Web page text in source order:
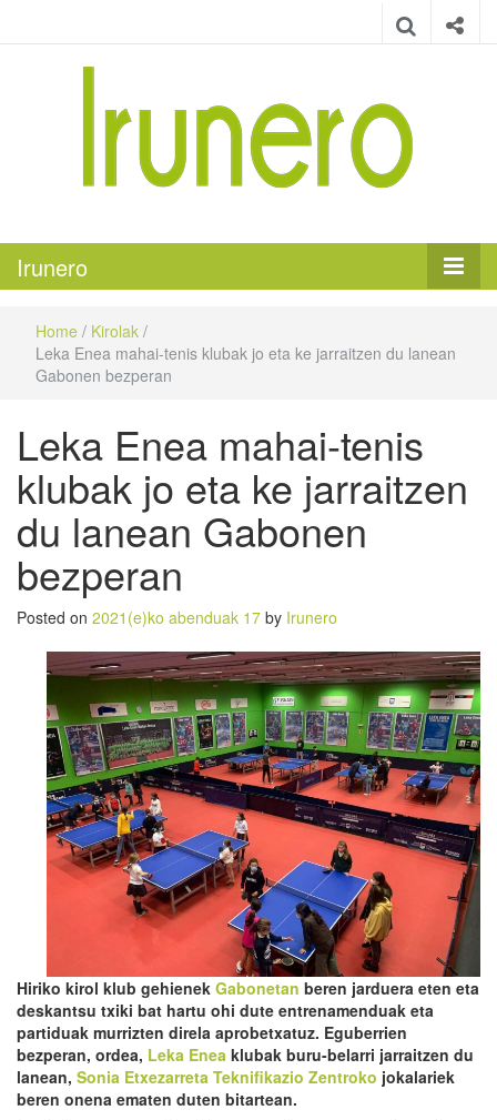
Irunero
Home / Kirolak /
Leka Enea mahai-tenis klubak jo eta ke jarraitzen du lanean
Gabonen bezperan
Leka Enea mahai-tenis
klubak jo eta ke jarraitzen
du lanean Gabonen
bezperan
Posted on 2021(e)ko abenduak 17 by Irunero
Hiriko kirol klub gehienek Gabonetan beren jarduera eten eta
deskantsu txiki bat hartu ohi dute entrenamenduak eta
partiduak murrizten direla aprobetxatuz. Eguberrien
bezperan, ordea, Leka Enea klubak buru-belarri jarraitzen du
lanean, Sonia Etxezarreta Teknifikazio Zentroko jokalariek
beren onena ematen duten bitartean.